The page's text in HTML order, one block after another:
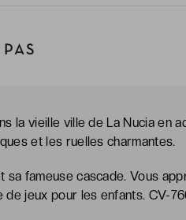
la vieille ville de La Nucia en
et les ruelles charmantes.
sa fameuse cascade. Vous
jeux pour les enfants. CV-